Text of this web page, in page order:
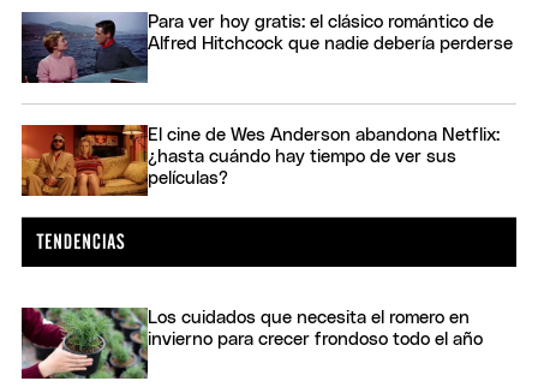
Para ver hoy gratis: el clásico romántico de
Alfred Hitchcock que nadie debería perderse
El cine de Wes Anderson abandona Netflix:
¿hasta cuándo hay tiempo de ver sus
películas?
Los cuidados que necesita el romero en
invierno para crecer frondoso todo el año